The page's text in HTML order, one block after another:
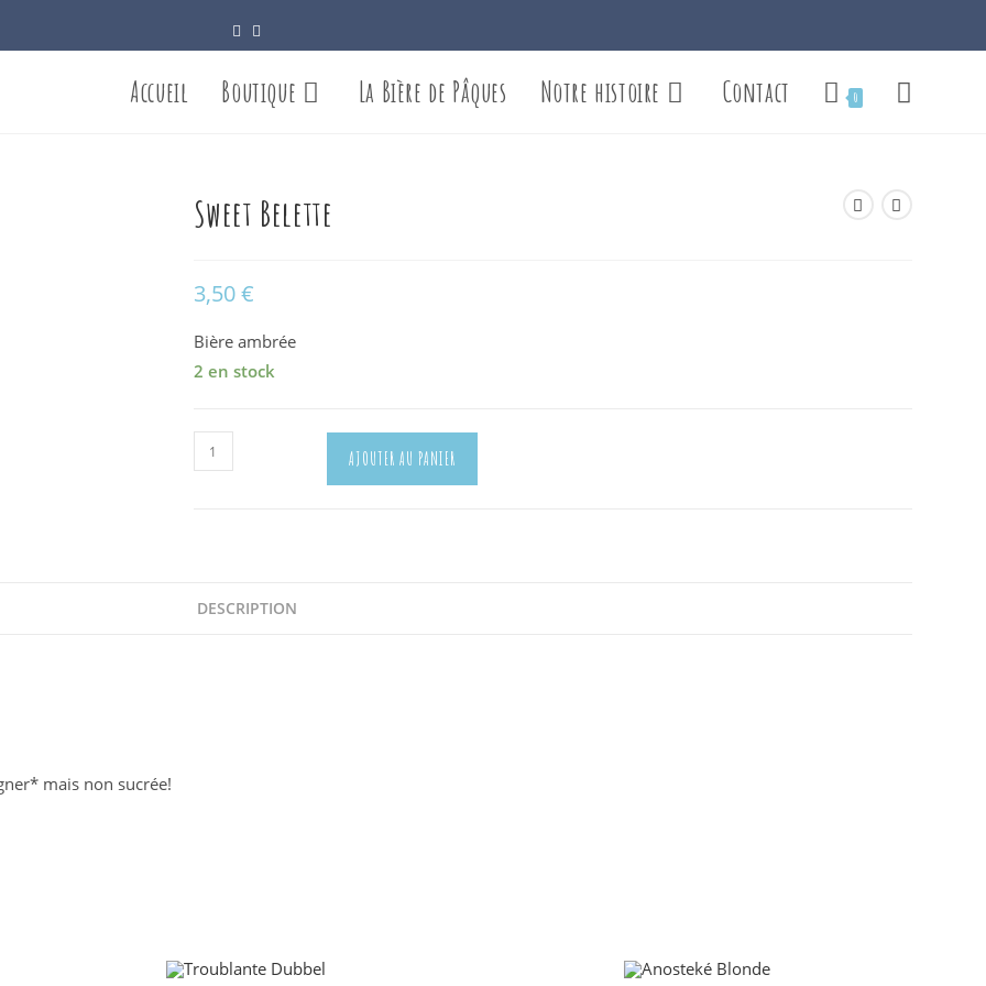
Accueil Boutique La Bière de Pâques Notre histoire Contact 0 Toggle
Sweet Belette
3,50€
Bière ambrée
2 en stock
quantité
de
AJOUTER AU PANIER
DESCRIPTION
mais non sucrée!